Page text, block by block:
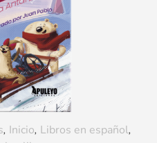
, Inicio, Libros en español,